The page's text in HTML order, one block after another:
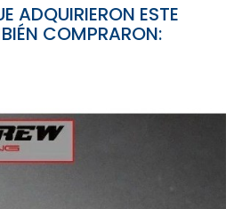
ADQUIRIERON ESTE
COMPRARON: